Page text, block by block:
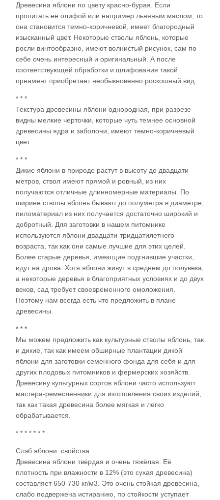
Древесина яблони по цвету красно-бурая. Если
пропитать её олифой или например льняным маслом, то
она становится темно-коричневой, имеет благородный
изысканный цвет. Некоторые стволы яблонь, которые
росли винтообразно, имеют волнистый рисунок, сам по
себе очень интересный и оригинальный. А после
соответствующей обработки и шлифования такой
орнамент приобретает необыкновенно роскошный вид.
* * *
Текстура древесины яблони однородная, при разрезе
видны мелкие черточки, которые чуть темнее основной
древесины ядра и заболони, имеют темно-коричневый
цвет.
* * *
Дикие яблони в природе растут в высоту до двадцати
метров, ствол имеют прямой и ровный, из них
получаются отличные длинномерные материалы. По
ширине стволы яблонь бывают до полуметра в диаметре,
пиломатериал из них получается достаточно широкий и
добротный. Для заготовки в нашем питомнике
используются яблони двадцати-тридцатилетнего
возраста, так как они самые лучшие для этих целей.
Более старые деревья, имеющие подгнившие участки,
идут на дрова. Хотя яблони живут в среднем до полувека,
а некоторые деревья в благоприятных условиях и до двух
веков, сад требует своевременного омоложения.
Поэтому нам всегда есть что предложить в плане
древесины.
* * *
Мы можем предложить как культурные стволы яблонь, так
и дикие, так как имеем обширные плантации дикой
яблони для заготовки семенного фонда для себя и для
других плодовых питомников и фермерских хозяйств.
Древесину культурных сортов яблони часто используют
мастера-ремесленники для изготовления своих изделий,
так как такая древесина более мягкая и легко
обрабатывается.
* * * * * * *
Слэб яблони: свойства
Древесина яблони твёрдая и очень тяжёлая. Её
плотность при влажности в 12% (это сухая древесина)
составляет 650-730 кг/м3. Это очень стойкая древесина,
слабо подвержена истиранию, по стойкости уступает